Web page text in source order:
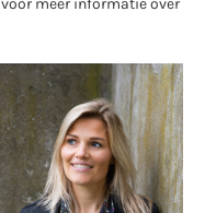
voor meer informatie over